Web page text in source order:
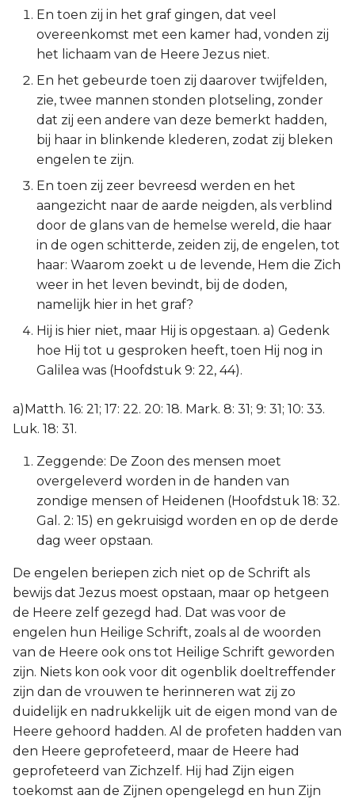
En toen zij in het graf gingen, dat veel
overeenkomst met een kamer had, vonden zij
het lichaam van de Heere Jezus niet.
En het gebeurde toen zij daarover twijfelden,
zie, twee mannen stonden plotseling, zonder
dat zij een andere van deze bemerkt hadden,
bij haar in blinkende klederen, zodat zij bleken
engelen te zijn.
En toen zij zeer bevreesd werden en het
aangezicht naar de aarde neigden, als verblind
door de glans van de hemelse wereld, die haar
in de ogen schitterde, zeiden zij, de engelen, tot
haar: Waarom zoekt u de levende, Hem die Zich
weer in het leven bevindt, bij de doden,
namelijk hier in het graf?
Hij is hier niet, maar Hij is opgestaan. a) Gedenk
hoe Hij tot u gesproken heeft, toen Hij nog in
Galilea was (Hoofdstuk 9: 22, 44).
a)Matth. 16: 21; 17: 22. 20: 18. Mark. 8: 31; 9: 31; 10: 33.
Luk. 18: 31.
Zeggende: De Zoon des mensen moet
overgeleverd worden in de handen van
zondige mensen of Heidenen (Hoofdstuk 18: 32.
Gal. 2: 15) en gekruisigd worden en op de derde
dag weer opstaan.
De engelen beriepen zich niet op de Schrift als
bewijs dat Jezus moest opstaan, maar op hetgeen
de Heere zelf gezegd had. Dat was voor de
engelen hun Heilige Schrift, zoals al de woorden
van de Heere ook ons tot Heilige Schrift geworden
zijn. Niets kon ook voor dit ogenblik doeltreffender
zijn dan de vrouwen te herinneren wat zij zo
duidelijk en nadrukkelijk uit de eigen mond van de
Heere gehoord hadden. Al de profeten hadden van
den Heere geprofeteerd, maar de Heere had
geprofeteerd van Zichzelf. Hij had Zijn eigen
toekomst aan de Zijnen opengelegd en hun Zijn